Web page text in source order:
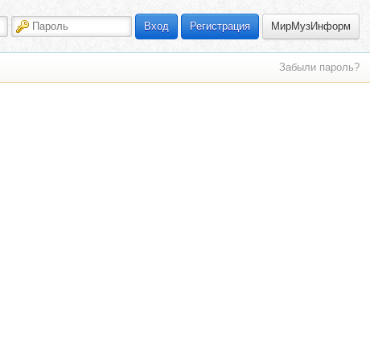
Вход Регистрация МирМузИнформ
Забыли пароль?